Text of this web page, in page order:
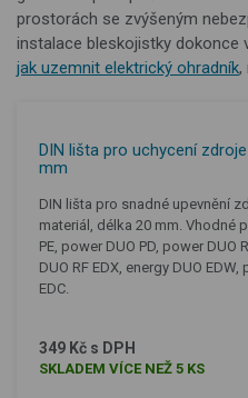
prostorách se zvýšeným
instalace bleskojistky dokonce
jak uzemnit elektrický ohradník,
DIN lišta pro uchycení
mm
DIN lišta pro snadné upevnění
materiál, délka 20 mm. Vhodné
PE, power DUO PD, power DUO
DUO RF EDX, energy DUO
EDC.
349 Kč s DPH
SKLADEM VÍCE NEŽ 5 KS